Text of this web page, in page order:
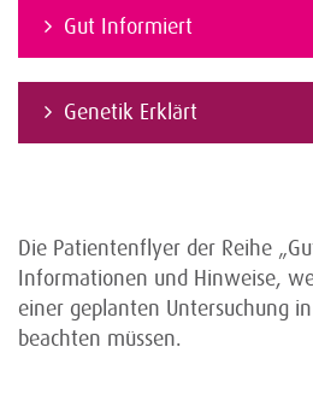
Gut Informiert
Genetik Erklärt
Die Patientenflyer der Reihe
Informationen und Hinweise,
einer geplanten Untersuchung
beachten müssen.